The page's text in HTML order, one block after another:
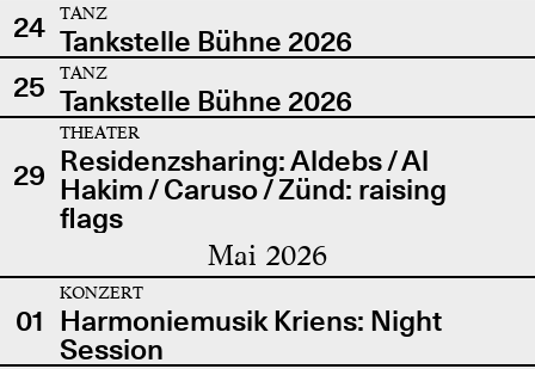
24
TANZ
Tankstelle Bühne 2026
25
TANZ
Tankstelle Bühne 2026
29
THEATER
Residenzsharing: Aldebs / Al
Hakim / Caruso / Zünd: raising
flags
Mai 2026
01
KONZERT
Harmoniemusik Kriens: Night
Session